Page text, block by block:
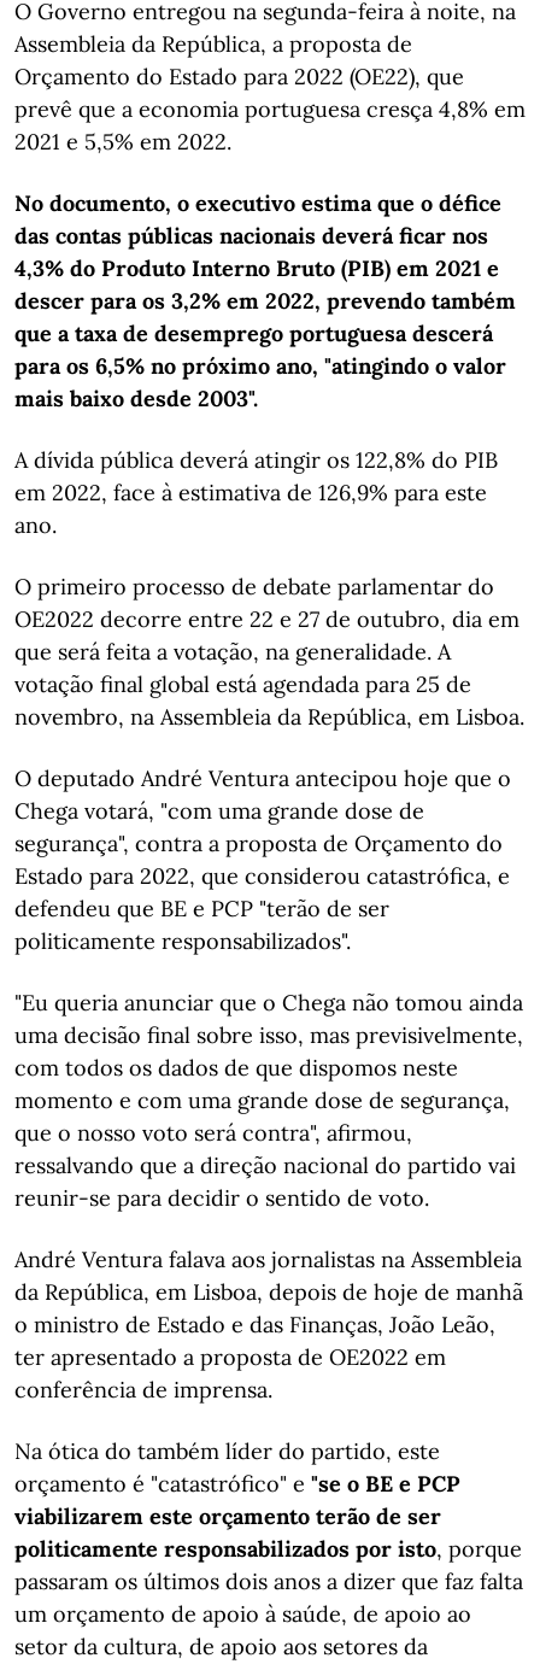
O Governo entregou na segunda-feira à noite, na
Assembleia da República, a proposta de
Orçamento do Estado para 2022 (OE22), que
prevê que a economia portuguesa cresça 4,8% em
2021 e 5,5% em 2022.
No documento, o executivo estima que o défice
das contas públicas nacionais deverá ficar nos
4,3% do Produto Interno Bruto (PIB) em 2021 e
descer para os 3,2% em 2022, prevendo também
que a taxa de desemprego portuguesa descerá
para os 6,5% no próximo ano, "atingindo o valor
mais baixo desde 2003".
A dívida pública deverá atingir os 122,8% do PIB
em 2022, face à estimativa de 126,9% para este
ano.
O primeiro processo de debate parlamentar do
OE2022 decorre entre 22 e 27 de outubro, dia em
que será feita a votação, na generalidade. A
votação final global está agendada para 25 de
novembro, na Assembleia da República, em Lisboa.
O deputado André Ventura antecipou hoje que o
Chega votará, "com uma grande dose de
segurança", contra a proposta de Orçamento do
Estado para 2022, que considerou catastrófica, e
defendeu que BE e PCP "terão de ser
politicamente responsabilizados".
"Eu queria anunciar que o Chega não tomou ainda
uma decisão final sobre isso, mas previsivelmente,
com todos os dados de que dispomos neste
momento e com uma grande dose de segurança,
que o nosso voto será contra", afirmou,
ressalvando que a direção nacional do partido vai
reunir-se para decidir o sentido de voto.
André Ventura falava aos jornalistas na Assembleia
da República, em Lisboa, depois de hoje de manhã
o ministro de Estado e das Finanças, João Leão,
ter apresentado a proposta de OE2022 em
conferência de imprensa.
Na ótica do também líder do partido, este
orçamento é "catastrófico" e "se o BE e PCP
viabilizarem este orçamento terão de ser
politicamente responsabilizados por isto, porque
passaram os últimos dois anos a dizer que faz falta
um orçamento de apoio à saúde, de apoio ao
setor da cultura, de apoio aos setores da